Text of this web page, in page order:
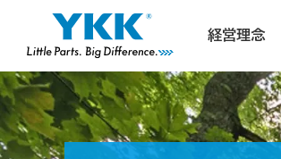
経営理念